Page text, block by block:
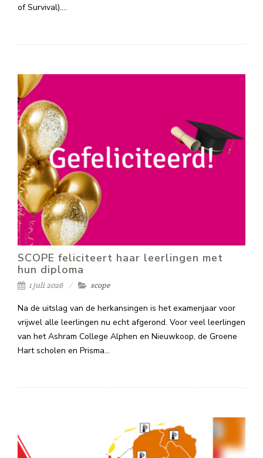
of Survival).…
SCOPE feliciteert haar leerlingen met
hun diploma
1 juli 2026 scope
Na de uitslag van de herkansingen is het examenjaar voor
vrijwel alle leerlingen nu echt afgerond. Voor veel leerlingen
van het Ashram College Alphen en Nieuwkoop, de Groene
Hart scholen en Prisma…